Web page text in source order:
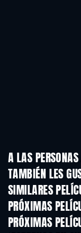
A LAS PERSONAS
TAMBIÉN LES
SIMILARES
PRÓXIMAS
PRÓXIMAS